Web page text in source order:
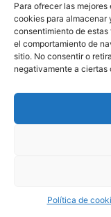
Para ofrecer las
cookies para almacenar
consentimiento de
el comportamiento de
sitio. No consentir o
negativamente a
Política de